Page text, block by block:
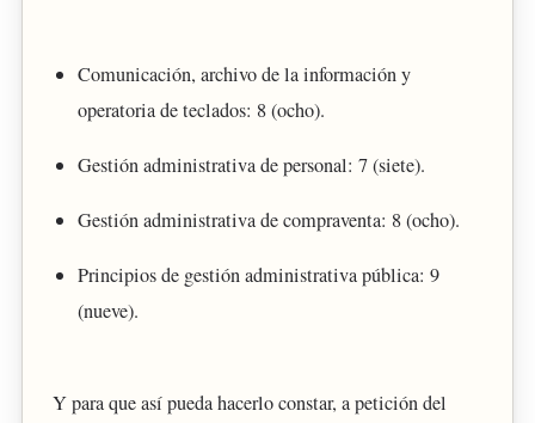
Comunicación, archivo de la información y
operatoria de teclados: 8 (ocho).
Gestión administrativa de personal: 7 (siete).
Gestión administrativa de compraventa: 8 (ocho).
Principios de gestión administrativa pública: 9
(nueve).
Y para que así pueda hacerlo constar, a petición del